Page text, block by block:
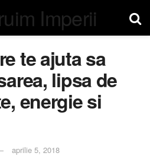
te ajuta sa
lipsa de
energie si
aprilie 5, 2018